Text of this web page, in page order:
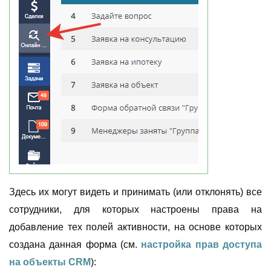
Здесь их могут видеть и принимать (или отклонять) все
сотрудники, для которых настроены права на
добавление тех полей активности, на основе которых
создана данная форма (см. настройка прав доступа
на объекты CRM):